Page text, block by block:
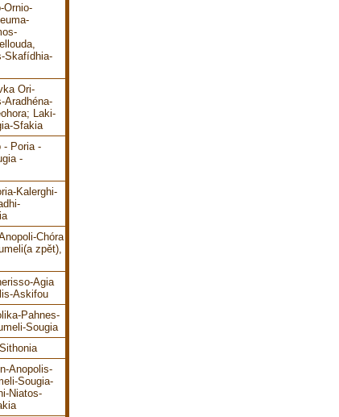
Ornio-
Skafídhia-
Ori-
Aradhéna-
Laki-
Sfakia
- Poria -
-
Kalerghi-
Chóra
zpět),
Agia
Askifou
Pahnes-
Sougia
Anopolis-
Sougia-
Niatos-